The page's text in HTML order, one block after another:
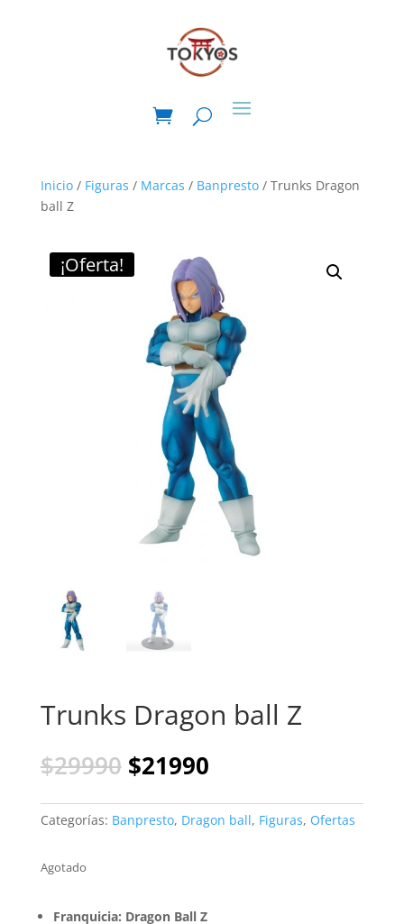
Inicio/ Figuras / Marcas / Banpresto/ Trunks Dragon
ball Z
¡Oferta!
Trunks Dragon ball Z
$29990 El
precio
original
era:
$21990El
actual
es:
Categorías: Banpresto, Dragon ball, Figuras, Ofertas
Agotado
Franquicia: Dragon Ball Z